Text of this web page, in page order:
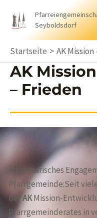
Inhalt
Seyboldsdorf
Startseite AK
AK
– Frieden
Missionarisches
Pfarrgemeinde:Seit
derAKMission-
Pfarrgemeinderates in